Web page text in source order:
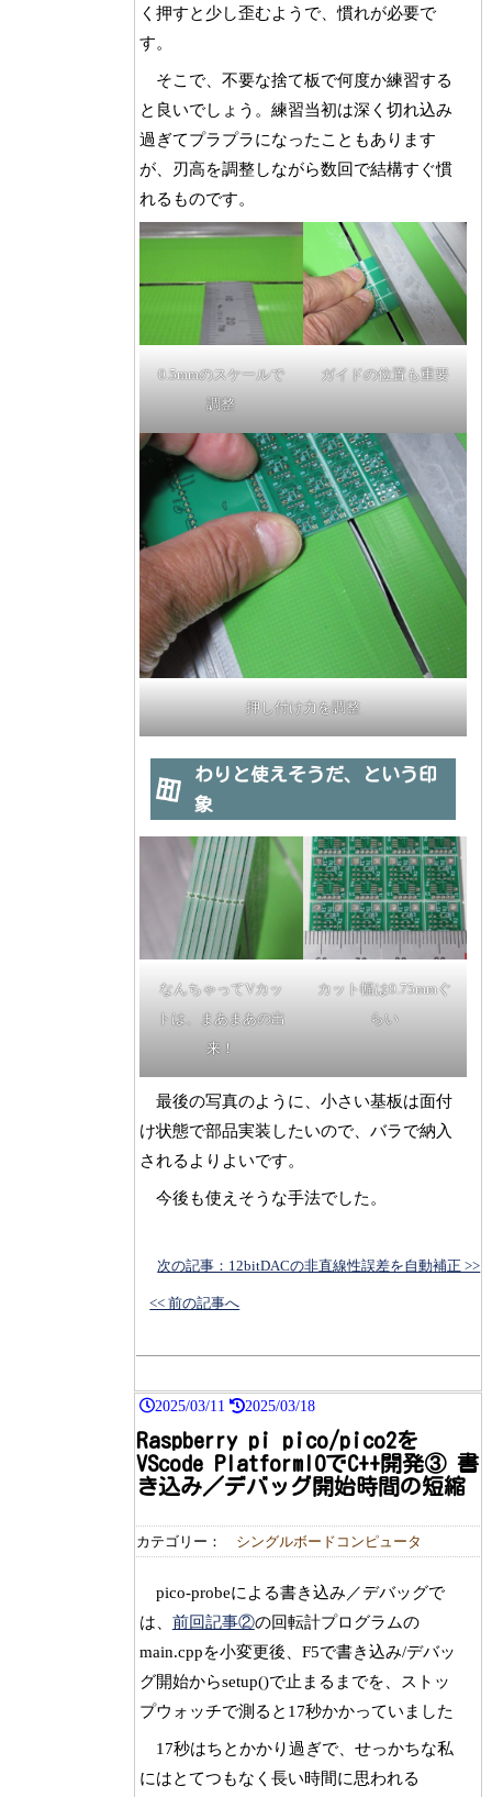
く押すと少し歪むようで、慣れが必要で
す。
そこで、不要な捨て板で何度か練習する
と良いでしょう。練習当初は深く切れ込み
過ぎてプラプラになったこともあります
が、刃高を調整しながら数回で結構すぐ慣
れるものです。
0.5mmのスケールで
調整
ガイドの位置も重要
押し付け力を調整
わりと使えそうだ、という印
象
なんちゃってVカッ
トは、まあまあの出
来！
カット幅は0.75mmぐ
らい
最後の写真のように、小さい基板は面付
け状態で部品実装したいので、バラで納入
されるよりよいです。
今後も使えそうな手法でした。
次の記事：12bitDACの非直線性誤差を自動補正 >>
<< 前の記事へ
2025/03/11 2025/03/18
Raspberry pi pico/pico2を
VScode PlatformIOでC++開発③ 書
き込み／デバッグ開始時間の短縮
カテゴリー： シングルボードコンピュータ
pico-probeによる書き込み／デバッグで
は、 前回記事②の回転計プログラムの
main.cppを小変更後、F5で書き込み/デバッ
グ開始からsetup()で止まるまでを、ストッ
プウォッチで測ると17秒かかっていました
17秒はちとかかり過ぎで、せっかちな私
にはとてつもなく長い時間に思われる